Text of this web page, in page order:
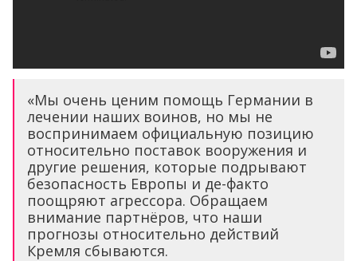
«Мы очень ценим помощь Германии в
лечении наших воинов, но мы не
воспринимаем официальную позицию
относительно поставок вооружения и
другие решения, которые подрывают
безопасность Европы и де-факто
поощряют агрессора. Обращаем
внимание партнёров, что наши
прогнозы относительно действий
Кремля сбываются.